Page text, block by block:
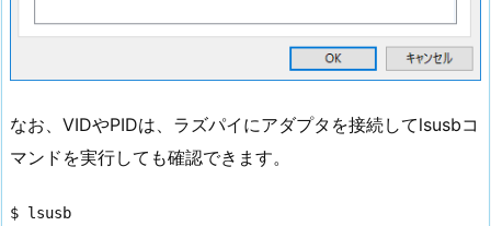
なお、VIDやPIDは、ラズパイにアダプタを接続してlsusbコ
マンドを実行しても確認できます。
$ lsusb